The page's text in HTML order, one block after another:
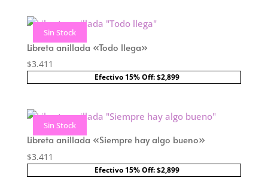
Sin Stock
Libreta anillada «Todo llega»
$3.411
Efectivo 15% Off: $2,899
Sin Stock
Libreta anillada «Siempre hay algo bueno»
$3.411
Efectivo 15% Off: $2,899